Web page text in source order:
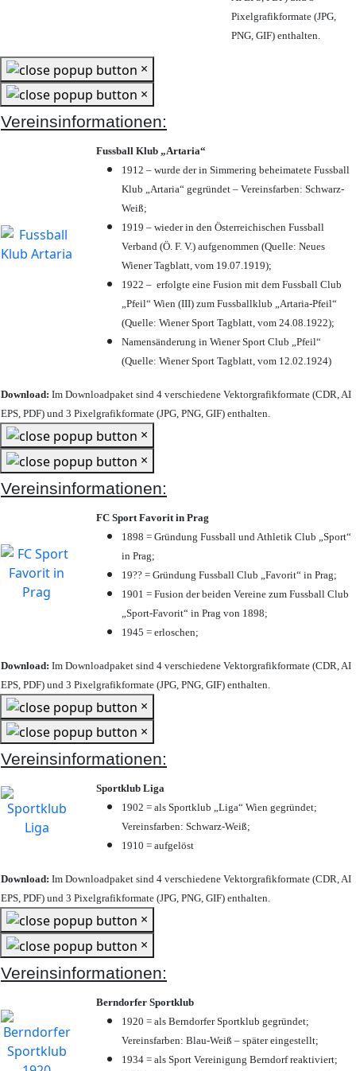
Pixelgrafikformate (JPG,
PNG, GIF) enthalten.
×
×
Vereinsinformationen:
Fussball Klub „Artaria“
1912 – wurde der in Simmering beheimatete Fussball
Klub „Artaria“ gegründet – Vereinsfarben: Schwarz-
Weiß;
1919 – wieder in den Österreichischen Fussball
Verband (Ö. F. V.) aufgenommen (Quelle: Neues
Wiener Tagblatt, vom 19.07.1919);
1922 – erfolgte eine Fusion mit dem Fussball Club
„Pfeil“ Wien (III) zum Fussballklub „Artaria-Pfeil“
(Quelle: Wiener Sport Tagblatt, vom 24.08.1922);
Namensänderung in Wiener Sport Club „Pfeil“
(Quelle: Wiener Sport Tagblatt, vom 12.02.1924)
Download: Im Downloadpaket sind 4 verschiedene Vektorgrafikformate (CDR, AI
EPS, PDF) und 3 Pixelgrafikformate (JPG, PNG, GIF) enthalten.
×
×
Vereinsinformationen:
FC Sport Favorit in Prag
1898 = Gründung Fussball und Athletik Club „Sport“
in Prag;
19?? = Gründung Fussball Club „Favorit“ in Prag;
1901 = Fusion der beiden Vereine zum Fussball Club
„Sport-Favorit“ in Prag von 1898;
1945 = erloschen;
Download: Im Downloadpaket sind 4 verschiedene Vektorgrafikformate (CDR, AI
EPS, PDF) und 3 Pixelgrafikformate (JPG, PNG, GIF) enthalten.
×
×
Vereinsinformationen:
Sportklub Liga
1902 = als Sportklub „Liga“ Wien gegründet;
Vereinsfarben: Schwarz-Weiß;
1910 = aufgelöst
Download: Im Downloadpaket sind 4 verschiedene Vektorgrafikformate (CDR, AI
EPS, PDF) und 3 Pixelgrafikformate (JPG, PNG, GIF) enthalten.
×
×
Vereinsinformationen:
Berndorfer Sportklub
1920 = als Berndorfer Sportklub gegründet;
Vereinsfarben: Blau-Weiß – später eingestellt;
1934 = als Sport Vereinigung Berndorf reaktiviert;